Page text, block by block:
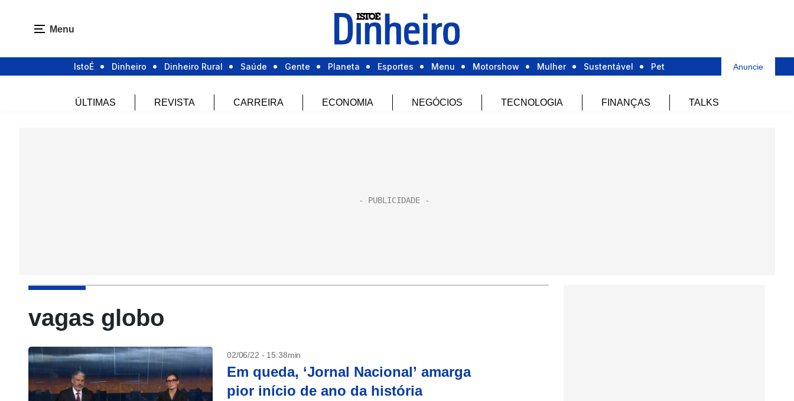
Menu
IstoÉ Dinheiro Dinheiro Rural Saúde Gente Planeta Esportes Menu Motorshow Mulher Sustentável Pet Anuncie
ÚLTIMAS REVISTA CARREIRA ECONOMIA NEGÓCIOS TECNOLOGIA FINANÇAS TALKS
vagas globo
02/06/22 - 15:38min
Em queda, ‘Jornal Nacional’ amarga
pior início de ano da história